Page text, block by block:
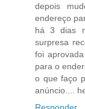
depois
endereço
há 3 dias
surpresa
foi
para o
o que faço
anúncio....
Responder